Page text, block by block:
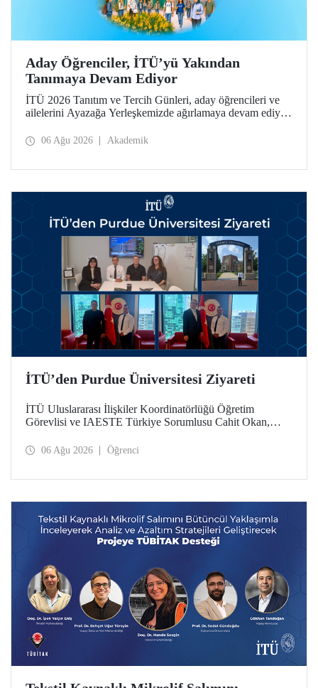
Aday Öğrenciler, İTÜ’yü Yakından
Tanımaya Devam Ediyor
İTÜ 2026 Tanıtım ve Tercih Günleri, aday öğrencileri ve
ailelerini Ayazağa Yerleşkemizde ağırlamaya devam ediyor.
ilgili fakülte ve birimler adaylara bilgi vermeye devam
06 Ağu 2026 Akademik
İTÜ’den Purdue Üniversitesi Ziyareti
İTÜ Uluslararası İlişkiler Koordinatörlüğü Öğretim
Görevlisi ve IAESTE Türkiye Sorumlusu Cahit Okan,
Temmuz tarihlerinde ABD’de dünyanın önde gelen
06 Ağu 2026 Öğrenci